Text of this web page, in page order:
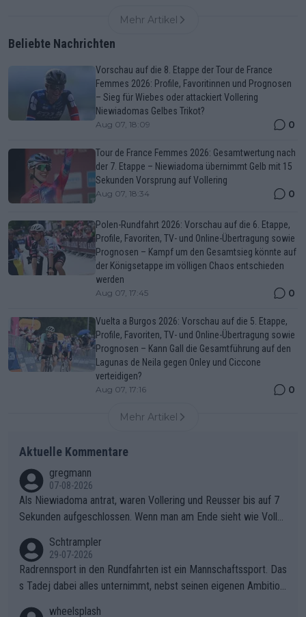
Mehr Artikel
Beliebte Nachrichten
Vorschau auf die 8. Etappe der Tour de France
Femmes 2026: Profile, Favoritinnen und Prognosen
– Sieg für Wiebes oder attackiert Vollering
Niewiadomas Gelbes Trikot?
Aug 07, 18:09 0
Tour de France Femmes 2026: Gesamtwertung nach
der 7. Etappe – Niewiadoma übernimmt Gelb mit 15
Sekunden Vorsprung auf Vollering
Aug 07, 18:34 0
Polen-Rundfahrt 2026: Vorschau auf die 6. Etappe,
Profile, Favoriten, TV- und Online-Übertragung sowie
Prognosen – Kampf um den Gesamtsieg könnte auf
der Königsetappe im völligen Chaos entschieden
werden
Aug 07, 17:45 0
Vuelta a Burgos 2026: Vorschau auf die 5. Etappe,
Profile, Favoriten, TV- und Online-Übertragung sowie
Prognosen – Kann Gall die Gesamtführung auf den
Lagunas de Neila gegen Onley und Ciccone
verteidigen?
Aug 07, 17:16 0
Mehr Artikel
Aktuelle Kommentare
gregmann
07-08-2026
Als Niewiadoma antrat, waren Vollering und Reusser bis auf 7
Sekunden aufgeschlossen. Wenn man am Ende sieht wie Voller
ering die 7 Sekunden zu Niewiadoma nicht geschlossen hat un
d den Abstand hat anwachsen lassen. Ein schwerer taktischer
Fehler, der den Tour Sieg kosten wird.Diese Beobachtung trifft
Schtrampler
29-07-2026
Radrennsport in den Rundfahrten ist ein Mannschaftssport. Das
s Tadej dabei alles unternimmt, nebst seinen eigenen Ambition
wheelsplash